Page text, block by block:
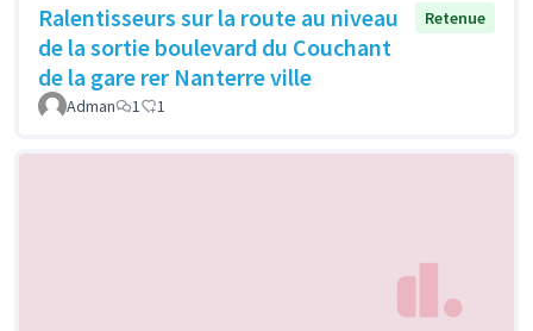
Ralentisseurs sur la route au niveau
de la sortie boulevard du Couchant
de la gare rer Nanterre ville
Retenue
Adman 1 1